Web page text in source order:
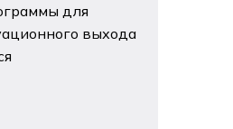
для
выхода